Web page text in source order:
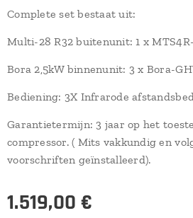
Complete set bestaat uit:
Multi-28 R32 buitenunit: 1 x
Bora 2,5kW binnenunit: 3 x Bora-
Bediening: 3X Infrarode
Garantietermijn: 3 jaar op het
compressor. ( Mits vakkundig en
voorschriften geïnstalleerd).
1.519,00 €